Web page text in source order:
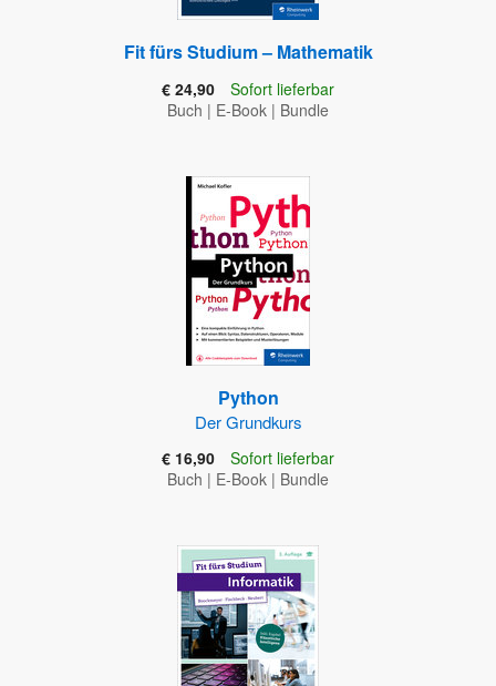
Fit fürs Studium – Mathematik
€ 24,90
Sofort lieferbar
Buch | E-Book | Bundle
Python
Der Grundkurs
€ 16,90
Sofort lieferbar
Buch | E-Book | Bundle